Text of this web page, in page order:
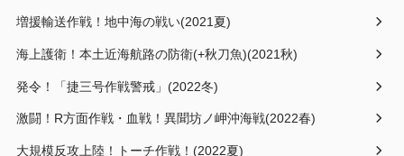
増援輸送作戦！地中海の戦い(2021夏)
海上護衛！本土近海航路の防衛(+秋刀魚)(2021秋)
発令！「捷三号作戦警戒」(2022冬)
激闘！R方面作戦・血戦！異聞坊ノ岬沖海戦(2022春)
大規模反攻上陸！トーチ作戦！(2022夏)